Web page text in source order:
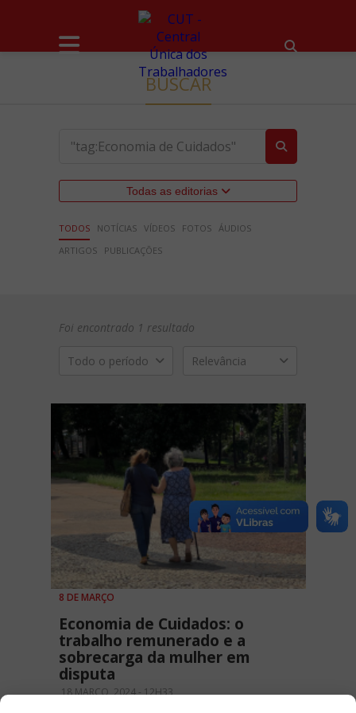
BUSCAR
Todas as editorias
TODOS NOTÍCIAS VÍDEOS FOTOS ÁUDIOS
ARTIGOS
PUBLICAÇÕES
Foi encontrado 1 resultado
Todo o período Relevância
8 DE MARÇO
Economia de Cuidados: o
trabalho remunerado e a
sobrecarga da mulher em
disputa
18 MARÇO, 2024 - 12H33